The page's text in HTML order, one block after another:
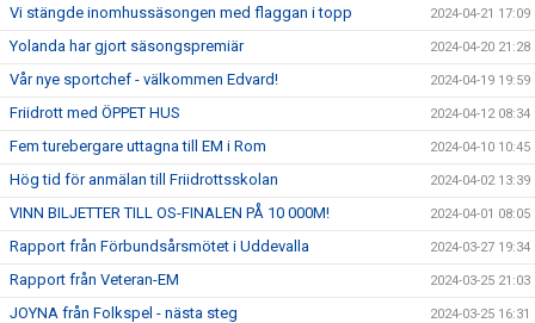
Vi stängde inomhussäsongen med flaggan i topp 2024-04-21 17:09
Yolanda har gjort säsongspremiär 2024-04-20 21:28
Vår nye sportchef - välkommen Edvard! 2024-04-19 19:59
Friidrott med ÖPPET HUS 2024-04-12 08:34
Fem turebergare uttagna till EM i Rom 2024-04-10 10:45
Hög tid för anmälan till Friidrottsskolan 2024-04-02 13:39
VINN BILJETTER TILL OS-FINALEN PÅ 10 000M! 2024-04-01 08:05
Rapport från Förbundsårsmötet i Uddevalla 2024-03-27 19:34
Rapport från Veteran-EM 2024-03-25 21:03
JOYNA från Folkspel - nästa steg 2024-03-25 16:31